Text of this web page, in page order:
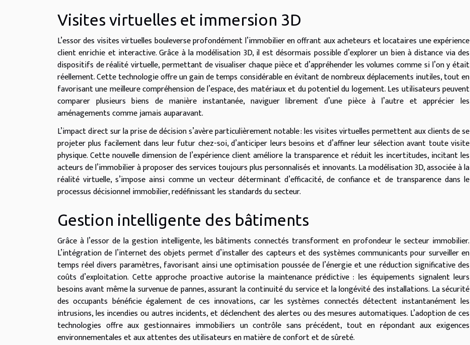
Visites virtuelles et immersion 3D
L’essor des visites virtuelles bouleverse profondément l’immobilier en offrant aux acheteurs et locataires une expérience
client enrichie et interactive. Grâce à la modélisation 3D, il est désormais possible d’explorer un bien à distance via des
dispositifs de réalité virtuelle, permettant de visualiser chaque pièce et d’appréhender les volumes comme si l’on y était
réellement. Cette technologie offre un gain de temps considérable en évitant de nombreux déplacements inutiles, tout en
favorisant une meilleure compréhension de l’espace, des matériaux et du potentiel du logement. Les utilisateurs peuvent
comparer plusieurs biens de manière instantanée, naviguer librement d’une pièce à l’autre et apprécier les
aménagements comme jamais auparavant.
L’impact direct sur la prise de décision s’avère particulièrement notable : les visites virtuelles permettent aux clients de se
projeter plus facilement dans leur futur chez-soi, d’anticiper leurs besoins et d’affiner leur sélection avant toute visite
physique. Cette nouvelle dimension de l’expérience client améliore la transparence et réduit les incertitudes, incitant les
acteurs de l’immobilier à proposer des services toujours plus personnalisés et innovants. La modélisation 3D, associée à la
réalité virtuelle, s’impose ainsi comme un vecteur déterminant d’efficacité, de confiance et de transparence dans le
processus décisionnel immobilier, redéfinissant les standards du secteur.
Gestion intelligente des bâtiments
Grâce à l’essor de la gestion intelligente, les bâtiments connectés transforment en profondeur le secteur immobilier.
L’intégration de l’internet des objets permet d’installer des capteurs et des systèmes communicants pour surveiller en
temps réel divers paramètres, favorisant ainsi une optimisation poussée de l’énergie et une réduction significative des
coûts d’exploitation. Cette approche proactive autorise la maintenance prédictive : les équipements signalent leurs
besoins avant même la survenue de pannes, assurant la continuité du service et la longévité des installations. La sécurité
des occupants bénéficie également de ces innovations, car les systèmes connectés détectent instantanément les
intrusions, les incendies ou autres incidents, et déclenchent des alertes ou des mesures automatiques. L’adoption de ces
technologies offre aux gestionnaires immobiliers un contrôle sans précédent, tout en répondant aux exigences
environnementales et aux attentes des utilisateurs en matière de confort et de sûreté.